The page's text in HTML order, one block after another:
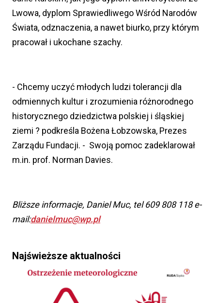
Lwowa, dyplom Sprawiedliwego Wśród Narodów
Świata, odznaczenia, a nawet biurko, przy którym
pracował i ukochane szachy.
- Chcemy uczyć młodych ludzi tolerancji dla
odmiennych kultur i zrozumienia różnorodnego
historycznego dziedzictwa polskiej i śląskiej
ziemi ? podkreśla Bożena Łobzowska, Prezes
Zarządu Fundacji. - Swoją pomoc zadeklarował
m.in. prof. Norman Davies.
Bliższe informacje, Daniel Muc, tel 609 808 118 e-
mail:danielmuc@wp.pl
Najświeższe aktualności